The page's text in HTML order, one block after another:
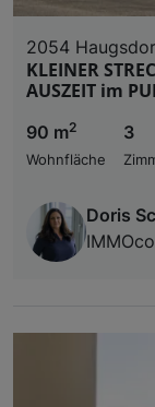
2054
KLEINER
AUSZEIT im
90 m2
Wohnfläche
3
Doris